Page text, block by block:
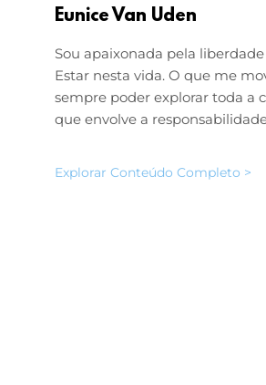
Eunice Van Uden
Sou apaixonada pela liberdade
Estar nesta vida. O que me
sempre poder explorar toda a
que envolve a
Explorar Conteúdo Completo >